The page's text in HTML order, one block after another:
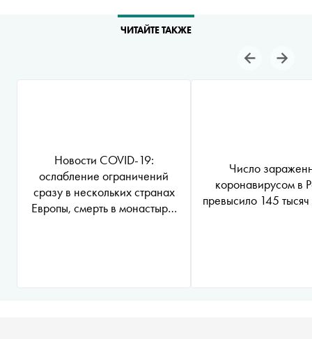
ЧИТАЙТЕ ТАКЖЕ
Новости COVID-19:
ослабление ограничений
сразу в нескольких странах
Европы, смерть в монастыре,
Число
коронавирусом в
превысило 145